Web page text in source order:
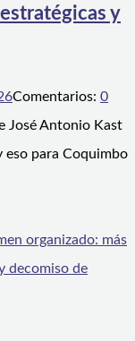
y
Comentarios: 0
José Antonio Kast
eso para Coquimbo